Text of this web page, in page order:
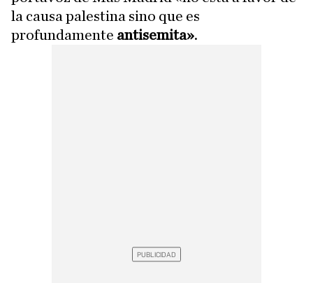
la causa palestina sino que es
profundamente antisemita».